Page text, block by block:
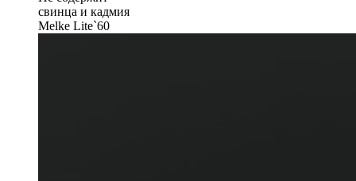
свинца и кадмия
Melke Lite`60